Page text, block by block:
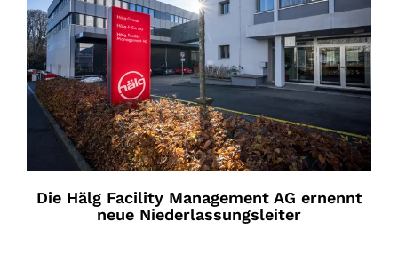
Die Hälg Facility Management AG ernennt
neue Niederlassungsleiter